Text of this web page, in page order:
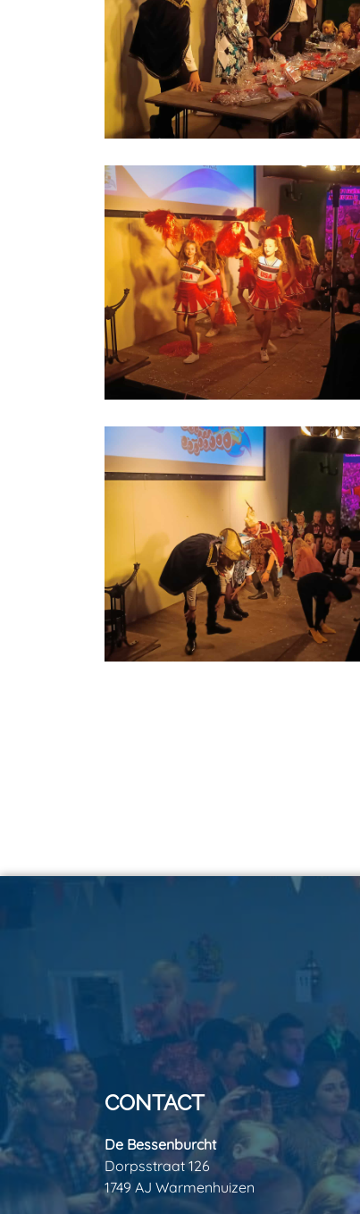
CONTACT
De Bessenburcht
Dorpsstraat 126
1749 AJ Warmenhuizen